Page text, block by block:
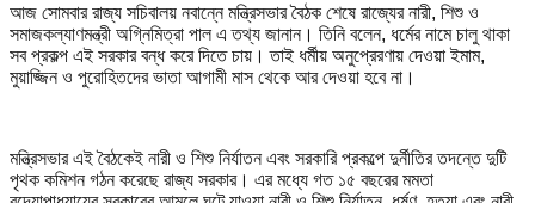
আজ সোমবার রাজ্য সচিবালয় নবান্নে মন্ত্রিসভার বৈঠক শেষে রাজ্যের নারী, শিশু ও
সমাজকল্যাণমন্ত্রী অগ্নিমিত্রা পাল এ তথ্য জানান। তিনি বলেন, ধর্মের নামে চালু থাকা
সব প্রকল্প এই সরকার বন্ধ করে দিতে চায়। তাই ধর্মীয় অনুপ্রেরণায় দেওয়া ইমাম,
মুয়াজ্জিন ও পুরোহিতদের ভাতা আগামী মাস থেকে আর দেওয়া হবে না।
মন্ত্রিসভার এই বৈঠকেই নারী ও শিশু নির্যাতন এবং সরকারি প্রকল্পে দুর্নীতির তদন্তে দুটি
পৃথক কমিশন গঠন করেছে রাজ্য সরকার। এর মধ্যে গত ১৫ বছরের মমতা